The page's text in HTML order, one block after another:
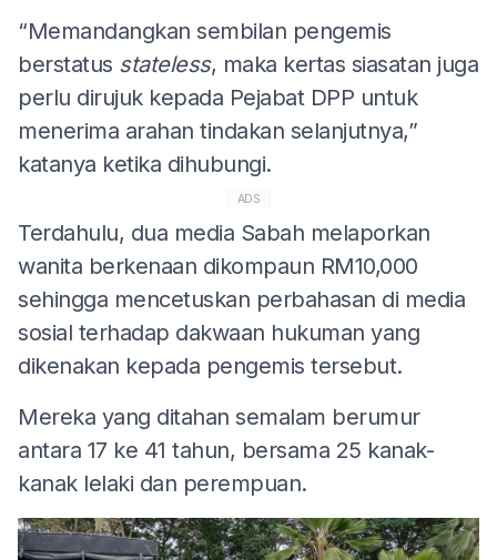
“Memandangkan sembilan pengemis
berstatus stateless, maka kertas siasatan juga
perlu dirujuk kepada Pejabat DPP untuk
menerima arahan tindakan selanjutnya,”
katanya ketika dihubungi.
ADS
Terdahulu, dua media Sabah melaporkan
wanita berkenaan dikompaun RM10,000
sehingga mencetuskan perbahasan di media
sosial terhadap dakwaan hukuman yang
dikenakan kepada pengemis tersebut.
Mereka yang ditahan semalam berumur
antara 17 ke 41 tahun, bersama 25 kanak-
kanak lelaki dan perempuan.